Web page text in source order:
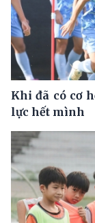
Khi đã có cơ
lực hết mình